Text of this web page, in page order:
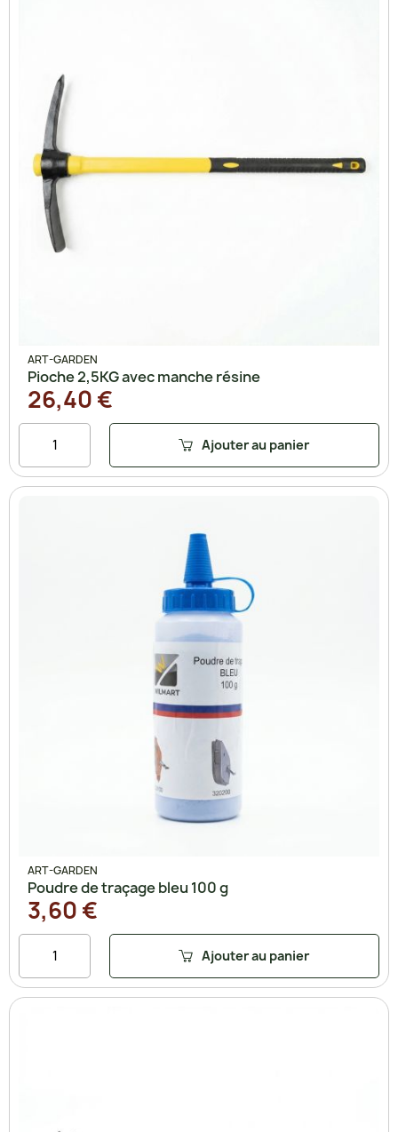
ART-GARDEN
Pioche 2,5KG avec manche résine
26,40 €
Ajouter au panier
ART-GARDEN
Poudre de traçage bleu 100 g
3,60 €
Ajouter au panier